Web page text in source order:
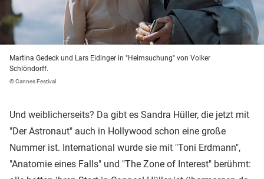
Martina Gedeck und Lars Eidinger in "Heimsuchung" von Volker
Schlöndorff.
© Cannes Festival
Und weiblicherseits? Da gibt es Sandra Hüller, die jetzt mit
"Der Astronaut" auch in Hollywood schon eine große
Nummer ist. International wurde sie mit "Toni Erdmann",
"Anatomie eines Falls" und "The Zone of Interest" berühmt: